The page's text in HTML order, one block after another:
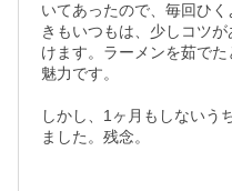
いてあったので、毎回ひ
きもいつもは、少しコツ
けます。ラーメンを茹で
魅力です。
しかし、1ヶ月もしないう
ました。残念。